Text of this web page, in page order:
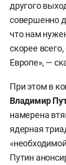
другого
совершенно
что нам
скорее
Европе», —
При этом в
Владимир
намерена
ядерная
Путин